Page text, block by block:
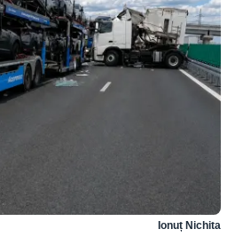
Ionuț Nichita